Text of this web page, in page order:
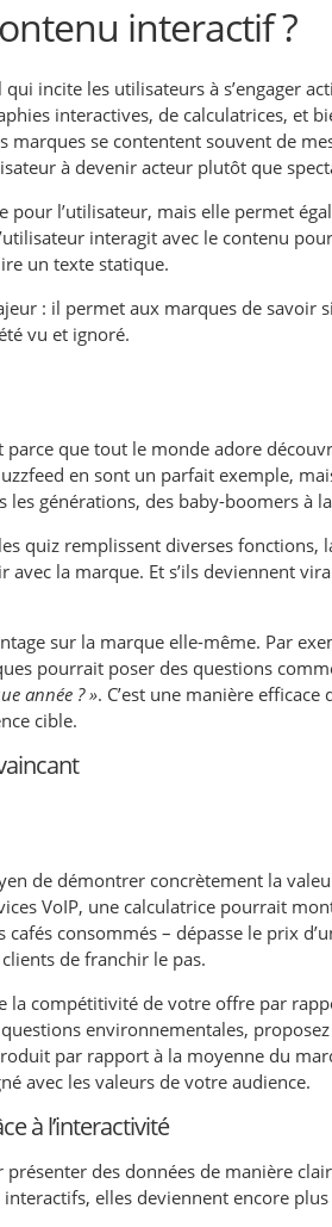
interactif ?
incite les utilisateurs à s’engager
interactives, de calculatrices, et
marques se contentent souvent de
à devenir acteur plutôt que
pour l’utilisateur, mais elle permet
interagit avec le contenu
un texte statique.
: il permet aux marques de savoir
vu et ignoré.
que tout le monde adore
en sont un parfait exemple,
générations, des baby-boomers à
quiz remplissent diverses fonctions,
la marque. Et s’ils deviennent
sur la marque elle-même. Par
pourrait poser des questions
année ? ». C’est une manière efficace
cible.
de démontrer concrètement la
VoIP, une calculatrice pourrait
consommés – dépasse le prix
de franchir le pas.
compétitivité de votre offre par
environnementales,
par rapport à la moyenne du
avec les valeurs de votre audience.
à l’interactivité
des données de manière
elles deviennent encore